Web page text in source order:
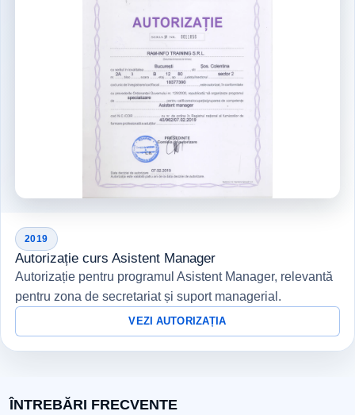
2019
Autorizație curs Asistent Manager
Autorizație pentru programul Asistent Manager, relevantă
pentru zona de secretariat și suport managerial.
VEZI AUTORIZAȚIA
ÎNTREBĂRI FRECVENTE